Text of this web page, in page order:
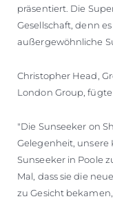
präsentiert. Die
Gesellschaft, denn
außergewöhnliche
Christopher Head,
London Group,
"Die Sunseeker on
Gelegenheit,
Sunseeker in Poole
Mal, dass sie die
zu Gesicht